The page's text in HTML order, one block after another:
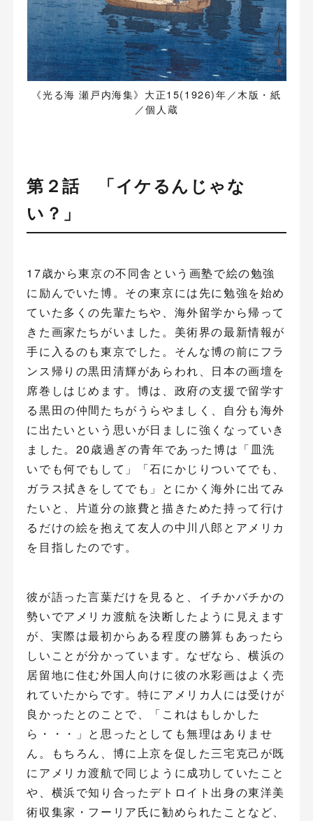
《光る海 瀬戸内海集》大正15(1926)年／木版・紙
／個人蔵
第２話 「イケるんじゃな
い？」
17歳から東京の不同舎という画塾で絵の勉強
に励んでいた博。その東京には先に勉強を始め
ていた多くの先輩たちや、海外留学から帰って
きた画家たちがいました。美術界の最新情報が
手に入るのも東京でした。そんな博の前にフラ
ンス帰りの黒田清輝があらわれ、日本の画壇を
席巻しはじめます。博は、政府の支援で留学す
る黒田の仲間たちがうらやましく、自分も海外
に出たいという思いが日ましに強くなっていき
ました。20歳過ぎの青年であった博は「皿洗
いでも何でもして」「石にかじりついてでも、
ガラス拭きをしてでも」とにかく海外に出てみ
たいと、片道分の旅費と描きためた持って行け
るだけの絵を抱えて友人の中川八郎とアメリカ
を目指したのです。
彼が語った言葉だけを見ると、イチかバチかの
勢いでアメリカ渡航を決断したように見えます
が、実際は最初からある程度の勝算もあったら
しいことが分かっています。なぜなら、横浜の
居留地に住む外国人向けに彼の水彩画はよく売
れていたからです。特にアメリカ人には受けが
良かったとのことで、「これはもしかした
ら・・・」と思ったとしても無理はありませ
ん。もちろん、博に上京を促した三宅克己が既
にアメリカ渡航で同じように成功していたこと
や、横浜で知り合ったデトロイト出身の東洋美
術収集家・フーリア氏に勧められたことなど、